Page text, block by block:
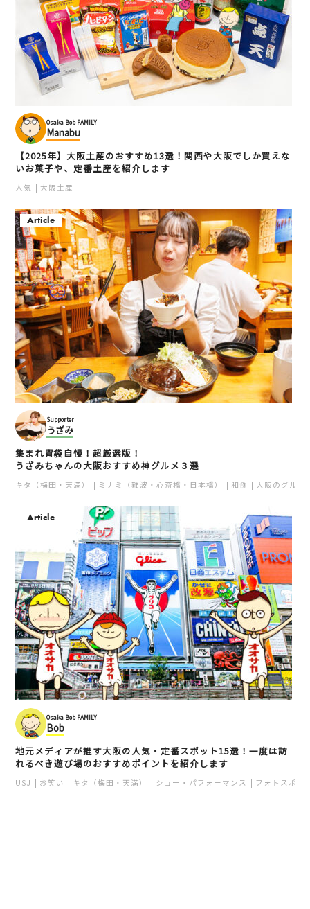
Osaka Bob FAMILY
Manabu
【2025年】大阪土産のおすすめ13選！関西や大阪でしか買えな
いお菓子や、定番土産を紹介します
人気 大阪土産
Article
Supporter
うざみ
集まれ胃袋自慢！超厳選版！
うざみちゃんの大阪おすすめ神グルメ３選
キタ（梅田・天満） ミナミ（難波・心斎橋・日本橋） 和食 大阪のグルメ
Article
Osaka Bob FAMILY
Bob
地元メディアが推す大阪の人気・定番スポット15選！一度は訪
れるべき遊び場のおすすめポイントを紹介します
USJ お笑い キタ（梅田・天満） ショー・パフォーマンス フォトスポッ